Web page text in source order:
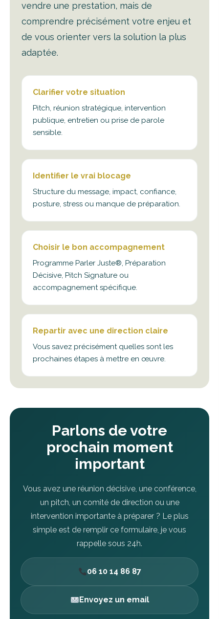
vendre une prestation, mais de
comprendre précisément votre enjeu et
de vous orienter vers la solution la plus
adaptée.
Clarifier votre situation
Pitch, réunion stratégique, intervention
publique, entretien ou prise de parole
sensible.
Identifier le vrai blocage
Structure du message, impact, confiance,
posture, stress ou manque de préparation.
Choisir le bon accompagnement
Programme Parler Juste®, Préparation
Décisive, Pitch Signature ou
accompagnement spécifique.
Repartir avec une direction claire
Vous savez précisément quelles sont les
prochaines étapes à mettre en œuvre.
Parlons de votre
prochain moment
important
Vous avez une réunion décisive, une conférence,
un pitch, un comité de direction ou une
intervention importante à préparer ? Le plus
simple est de remplir ce formulaire, je vous
rappelle sous 24h.
06 10 14 86 87
Envoyez un email